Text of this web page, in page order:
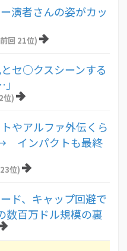
演者さんの姿がカッ
回 21位)
とセ○クスシーンする
位)
やアルファ外伝くら
インパクトも最終
位)
ド、キャップ回避で
数百万ドル規模の裏